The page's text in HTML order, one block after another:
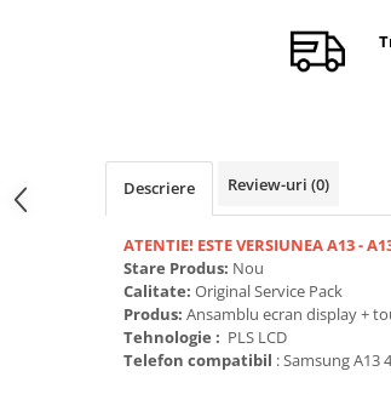
Suruburi si adezivi
Touchscreen
Piese din dezmembrari (SWAP)
Scule Service GSM
Descriere Review-uri (0)
ATENTIE! ESTE VERSIUNEAA13 -
Stare Produs: Nou
Calitate: Original Service Pack
Produs: Ansamblu ecran display +
Tehnologie : PLS LCD
Telefon compatibil : Samsung A13